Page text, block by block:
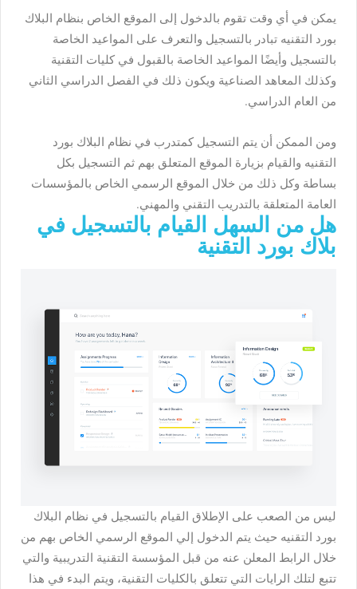
يمكن في أي وقت تقوم بالدخول إلى الموقع الخاص بنظام البلاك
بورد التقنيه تبادر بالتسجيل والتعرف على المواعيد الخاصة
بالتسجيل وأيضًا المواعيد الخاصة بالقبول في كليات التقنية
وكذلك المعاهد الصناعية ويكون ذلك في الفصل الدراسي الثاني
من العام الدراسي.
ومن الممكن أن يتم التسجيل كمتدرب في نظام البلاك بورد
التقنيه والقيام بزيارة الموقع المتعلق بهم ثم التسجيل بكل
بساطة وكل ذلك من خلال الموقع الرسمي الخاص بالمؤسسات
العامة المتعلقة بالتدريب التقني والمهني.
هل من السهل القيام بالتسجيل في
بلاك بورد التقنية
ليس من الصعب على الإطلاق القيام بالتسجيل في نظام البلاك
بورد التقنيه حيث يتم الدخول إلي الموقع الرسمي الخاص بهم من
خلال الرابط المعلن عنه من قبل المؤسسة التقنية التدريبية والتي
تتبع لتلك الرايات التي تتعلق بالكليات التقنية، ويتم البدء في هذا